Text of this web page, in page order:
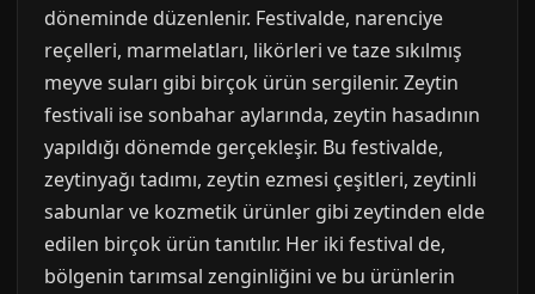
döneminde düzenlenir. Festivalde, narenciye
reçelleri, marmelatları, likörleri ve taze sıkılmış
meyve suları gibi birçok ürün sergilenir. Zeytin
festivali ise sonbahar aylarında, zeytin hasadının
yapıldığı dönemde gerçekleşir. Bu festivalde,
zeytinyağı tadımı, zeytin ezmesi çeşitleri, zeytinli
sabunlar ve kozmetik ürünler gibi zeytinden elde
edilen birçok ürün tanıtılır. Her iki festival de,
bölgenin tarımsal zenginliğini ve bu ürünlerin